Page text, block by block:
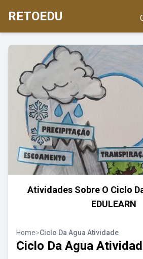
RETOEDU
Atividades Sobre O Ciclo
EDULEARN
Home>Ciclo Da Agua Atividade
Ciclo Da Agua